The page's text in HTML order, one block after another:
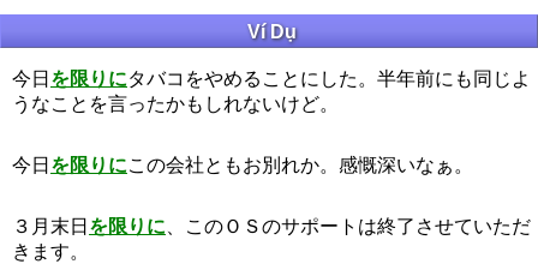
Ví Dụ
今日 を限りにタバコをやめることにした。半年前にも同じよ
うなことを言ったかもしれないけど。
今日 を限りにこの会社ともお別れか。感慨深いなぁ。
３月末日 を限りに 、このＯＳのサポートは終了させていただ
きます。